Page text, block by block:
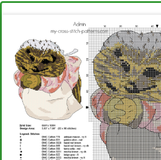
Ultimi schemi
Alfabeto
Bambini
Disney
Thun